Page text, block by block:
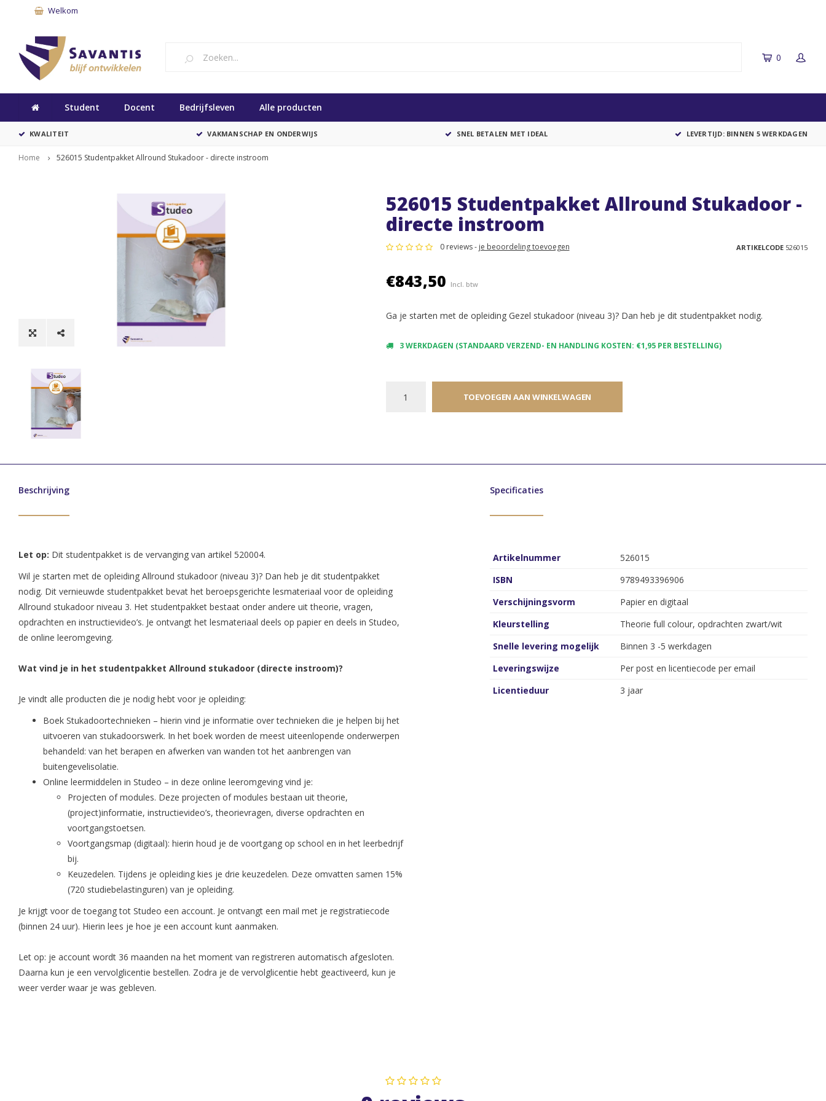
Welkom
0
Student Docent Bedrijfsleven Alle producten
KWALITEIT VAKMANSCHAP EN ONDERWIJS SNEL BETALEN MET IDEAL LEVERTIJD: BINNEN 5 WERKDAGEN
Home 526015 Studentpakket Allround Stukadoor - directe instroom
526015 Studentpakket Allround Stukadoor -
directe instroom
0 reviews - je beoordeling toevoegen ARTIKELCODE526015
€843,50 Incl. btw
Ga je starten met de opleiding Gezel stukadoor (niveau 3)? Dan heb je dit studentpakket nodig.
3 WERKDAGEN (STANDAARD VERZEND- EN HANDLING KOSTEN: €1,95 PER BESTELLING)
TOEVOEGEN AAN WINKELWAGEN
Beschrijving Specificaties
Let op: Dit studentpakket is de vervanging van artikel 520004.
Wil je starten met de opleiding Allround stukadoor (niveau 3)? Dan heb je dit studentpakket
nodig. Dit vernieuwde studentpakket bevat het beroepsgerichte lesmateriaal voor de opleiding
Allround stukadoor niveau 3. Het studentpakket bestaat onder andere uit theorie, vragen,
opdrachten en instructievideo’s. Je ontvangt het lesmateriaal deels op papier en deels in Studeo,
de online leeromgeving.
Wat vind je in het studentpakket Allround stukadoor (directe instroom)?
Je vindt alle producten die je nodig hebt voor je opleiding:
Boek Stukadoortechnieken – hierin vind je informatie over technieken die je helpen bij het
uitvoeren van stukadoorswerk. In het boek worden de meest uiteenlopende onderwerpen
behandeld: van het berapen en afwerken van wanden tot het aanbrengen van
buitengevelisolatie.
Online leermiddelen in Studeo – in deze online leeromgeving vind je:
Projecten of modules. Deze projecten of modules bestaan uit theorie,
(project)informatie, instructievideo’s, theorievragen, diverse opdrachten en
voortgangstoetsen.
Voortgangsmap (digitaal): hierin houd je de voortgang op school en in het leerbedrijf
bij.
Keuzedelen. Tijdens je opleiding kies je drie keuzedelen. Deze omvatten samen 15%
(720 studiebelastinguren) van je opleiding.
Je krijgt voor de toegang tot Studeo een account. Je ontvangt een mail met je registratiecode
(binnen 24 uur). Hierin lees je hoe je een account kunt aanmaken.
Let op: je account wordt 36 maanden na het moment van registreren automatisch afgesloten.
Daarna kun je een vervolglicentie bestellen. Zodra je de vervolglicentie hebt geactiveerd, kun je
weer verder waar je was gebleven.
Artikelnummer
526015
ISBN
9789493396906
Verschijningsvorm
Papier en digitaal
Kleurstelling
Theorie full colour, opdrachten zwart/wit
Snelle levering mogelijk
Binnen 3 -5 werkdagen
Leveringswijze
Per post en licentiecode per email
Licentieduur
3 jaar